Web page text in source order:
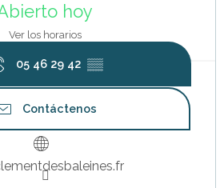
hoy
Ver los horarios
05 46 29 42 ▒▒
Contáctenos